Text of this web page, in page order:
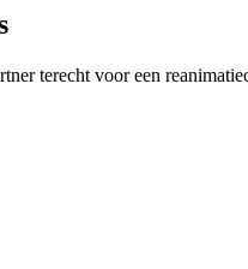
terecht voor een